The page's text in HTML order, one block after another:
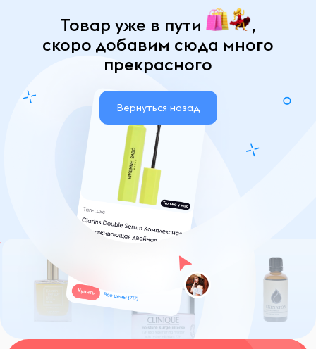
Товар уже в пути
,
скоро добавим сюда много
прекрасного
Вернуться назад